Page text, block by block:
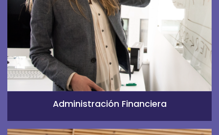
Administración Financiera